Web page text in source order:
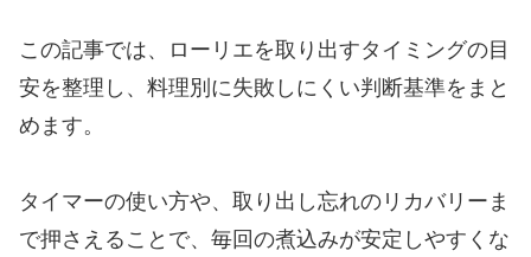
この記事では、ローリエを取り出すタイミングの目
安を整理し、料理別に失敗しにくい判断基準をまと
めます。
タイマーの使い方や、取り出し忘れのリカバリーま
で押さえることで、毎回の煮込みが安定しやすくな